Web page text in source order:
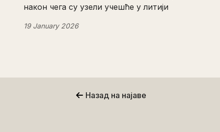
након чега су узели учешће у литији
19 January 2026
Назад на најаве